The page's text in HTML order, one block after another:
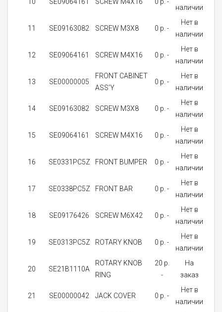
наличии
11 SE09163082 SCREW M3X8 0 p. -
Нет в
наличии
12 SE09064161 SCREW M4X16 0 p. -
Нет в
наличии
13 SE00000005
FRONT CABINET
ASS'Y
0 p. -
Нет в
наличии
14 SE09163082 SCREW M3X8 0 p. -
Нет в
наличии
15 SE09064161 SCREW M4X16 0 p. -
Нет в
наличии
16 SE0331PC5Z FRONT BUMPER 0 p. -
Нет в
наличии
17 SE0338PC5Z FRONT BAR 0 p. -
Нет в
наличии
18 SE09176426 SCREW M6X42 0 p. -
Нет в
наличии
19 SE0313PC5Z ROTARY KNOB 0 p. -
Нет в
наличии
20 SE21B1110A
ROTARY KNOB
RING
20 p.
-
На
заказ
21 SE00000042 JACK COVER 0 p. -
Нет в
наличии